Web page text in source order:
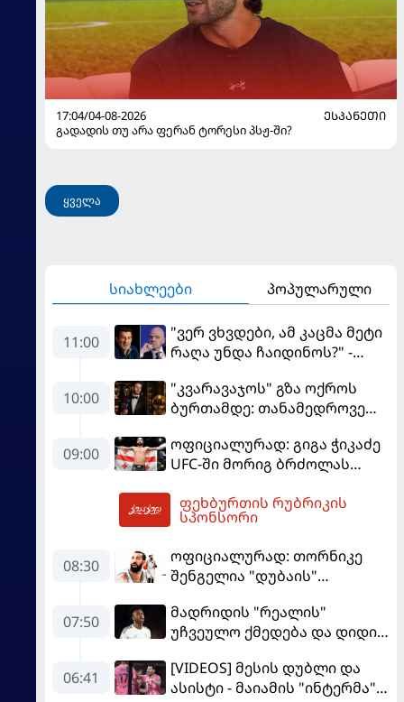
17:04/04-08-2026
ᲔᲡᲞᲐᲜᲔᲗᲘ
გადადის თუ არა ფერან ტორესი პსჟ-ში?
ყველა
სიახლეები პოპულარული
11:00
"ვერ ვხვდები, ამ კაცმა მეტი
რაღა უნდა ჩაიდინოს?" -
გადადგომას მოითხოვს
10:00
"კვარავაჯოს" გზა ოქროს
ბურთამდე: თანამედროვე
09:00
ოფიციალურად: გიგა ჭიკაძე
UFC-ში მორიგ ბრძოლას
ფეხბურთის რუბრიკის
სპონსორი
08:30
ოფიციალურად: თორნიკე
შენგელია "დუბაის"
07:50
მადრიდის "რეალის"
უჩვეულო ქმედება და დიდი
მომავალი გადაწყდა
06:41
[VIDEOS] მესის დუბლი და
ასისტი - მაიამის "ინტერმა"